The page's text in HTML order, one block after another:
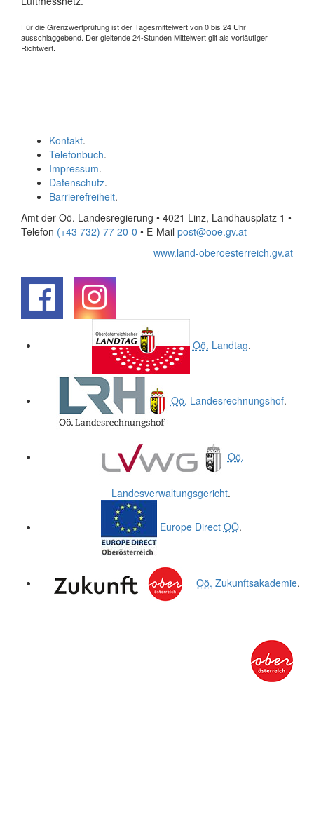
Für die Grenzwertprüfung ist der Tagesmittelwert von 0 bis 24 Uhr
ausschlaggebend. Der gleitende 24-Stunden Mittelwert gilt als vorläufiger
Richtwert.
Kontakt.
Telefonbuch.
Impressum.
Datenschutz.
Barrierefreiheit.
Amt der Oö. Landesregierung • 4021 Linz, Landhausplatz 1 •
Telefon (+43 732) 77 20-0 • E-Mail post@ooe.gv.at
www.land-oberoesterreich.gv.at
Oö. Landtag.
Oö. Landesrechnungshof.
Oö.
Landesverwaltungsgericht.
Europe Direct OÖ.
Oö. Zukunftsakademie.